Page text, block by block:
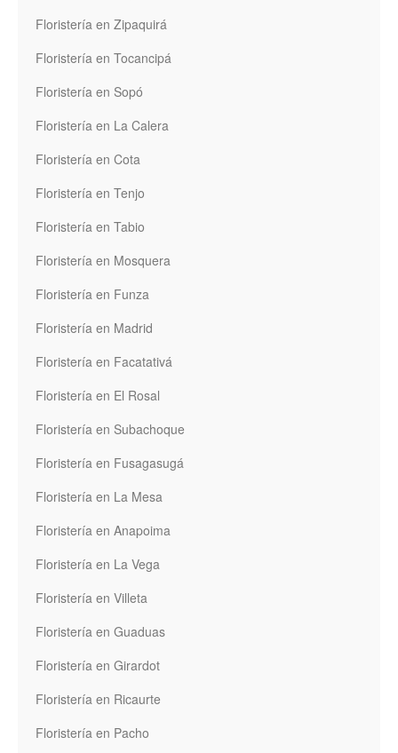
Floristería en Zipaquirá
Floristería en Tocancipá
Floristería en Sopó
Floristería en La Calera
Floristería en Cota
Floristería en Tenjo
Floristería en Tabio
Floristería en Mosquera
Floristería en Funza
Floristería en Madrid
Floristería en Facatativá
Floristería en El Rosal
Floristería en Subachoque
Floristería en Fusagasugá
Floristería en La Mesa
Floristería en Anapoima
Floristería en La Vega
Floristería en Villeta
Floristería en Guaduas
Floristería en Girardot
Floristería en Ricaurte
Floristería en Pacho